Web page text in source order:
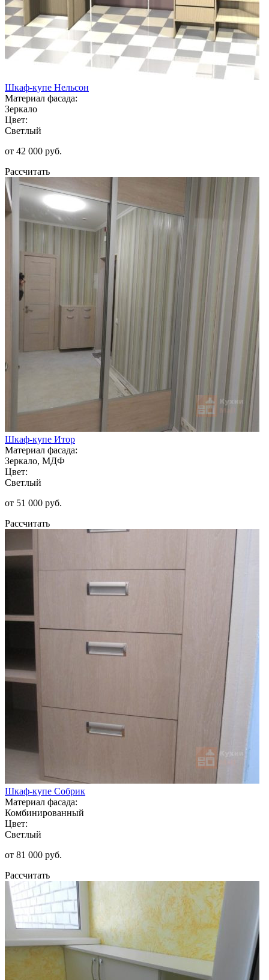
Шкаф-купе Нельсон
Материал фасада:
Зеркало
Цвет:
Светлый
от 42 000 руб.
Рассчитать
Шкаф-купе Итор
Материал фасада:
Зеркало, МДФ
Цвет:
Светлый
от 51 000 руб.
Рассчитать
Шкаф-купе Собрик
Материал фасада:
Комбинированный
Цвет:
Светлый
от 81 000 руб.
Рассчитать